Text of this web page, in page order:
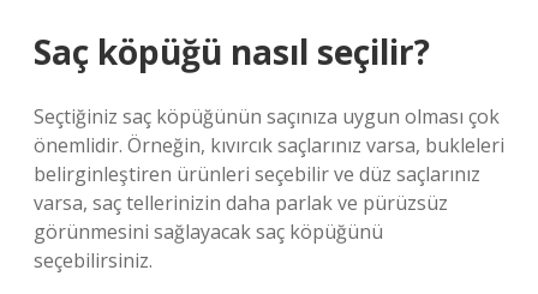
Saç köpüğü nasıl seçilir?
Seçtiğiniz saç köpüğünün saçınıza uygun olması çok
önemlidir. Örneğin, kıvırcık saçlarınız varsa, bukleleri
belirginleştiren ürünleri seçebilir ve düz saçlarınız
varsa, saç tellerinizin daha parlak ve pürüzsüz
görünmesini sağlayacak saç köpüğünü
seçebilirsiniz.